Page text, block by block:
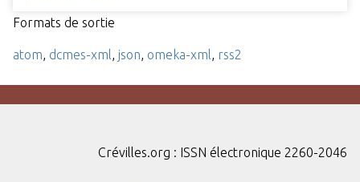
Formats de sortie
atom dcmes-xml json omeka-xml rss2
Crévilles.org : ISSN électronique 2260-2046